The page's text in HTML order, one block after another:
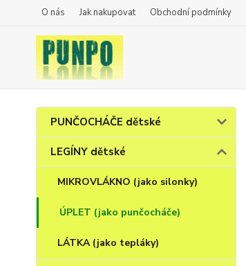
O nás Jak nakupovat Obchodní podmínky
PUNČOCHÁČE dětské
LEGÍNY dětské
MIKROVLÁKNO (jako silonky)
ÚPLET (jako punčocháče)
LÁTKA (jako tepláky)